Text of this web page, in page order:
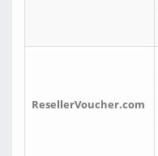
ResellerVoucher.com